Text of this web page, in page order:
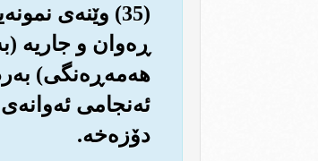
(35) وێنه‌ی
ڕه‌وان و جاریه
هه‌مه‌ڕه‌نگی)
ئه‌نجامی
دۆزه‌خه‌.